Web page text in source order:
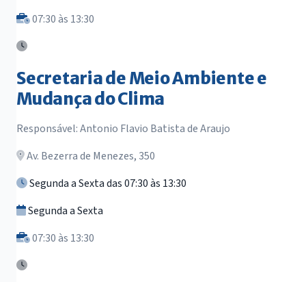
07:30 às 13:30
Secretaria de Meio Ambiente e
Mudança do Clima
Responsável: Antonio Flavio Batista de Araujo
Av. Bezerra de Menezes, 350
Segunda a Sexta das 07:30 às 13:30
Segunda a Sexta
07:30 às 13:30